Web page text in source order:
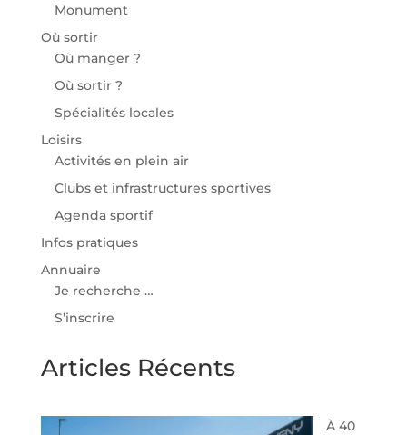
Monument
Où sortir
Où manger ?
Où sortir ?
Spécialités locales
Loisirs
Activités en plein air
Clubs et infrastructures sportives
Agenda sportif
Infos pratiques
Annuaire
Je recherche …
S’inscrire
Articles Récents
À 40